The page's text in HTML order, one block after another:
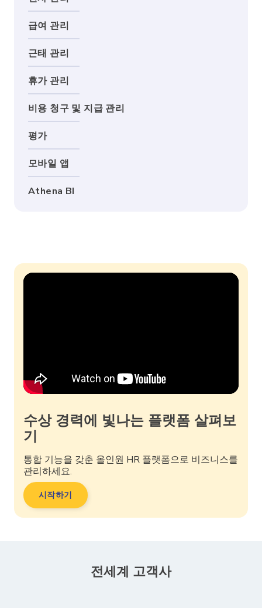
급여 관리
근태 관리
휴가 관리
비용 청구 및 지급 관리
평가
모바일 앱
Athena BI
수상 경력에 빛나는 플랫폼 살펴보
기
통합 기능을 갖춘 올인원 HR 플랫폼으로 비즈니스를
관리하세요.
시작하기
전세계 고객사